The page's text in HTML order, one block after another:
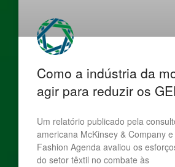
Como a indústria da
agir para reduzir os
Um relatório publicado pela
americana McKinsey & Company
Fashion Agenda avaliou os
do setor têxtil no combate às